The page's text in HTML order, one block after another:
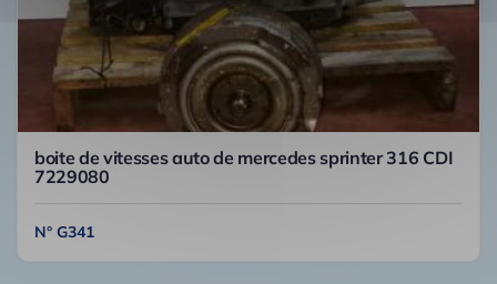
boite de vitesses auto de mercedes sprinter 316 CDI
7229080
N° G341